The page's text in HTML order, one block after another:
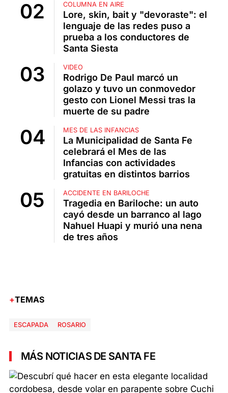
COLUMNA EN AIRE
Lore, skin, bait y "devoraste": el
lenguaje de las redes puso a
prueba a los conductores de
Santa Siesta
VIDEO
Rodrigo De Paul marcó un
golazo y tuvo un conmovedor
gesto con Lionel Messi tras la
muerte de su padre
MES DE LAS INFANCIAS
La Municipalidad de Santa Fe
celebrará el Mes de las
Infancias con actividades
gratuitas en distintos barrios
ACCIDENTE EN BARILOCHE
Tragedia en Bariloche: un auto
cayó desde un barranco al lago
Nahuel Huapi y murió una nena
de tres años
TEMAS
ESCAPADA ROSARIO
MÁS NOTICIAS DE SANTA FE